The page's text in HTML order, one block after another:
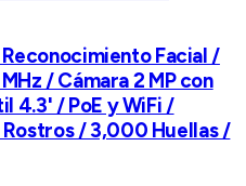
Facial /
/ Cámara 2 MP con
4.3' / PoE y WiFi /
/ 3,000 Huellas /